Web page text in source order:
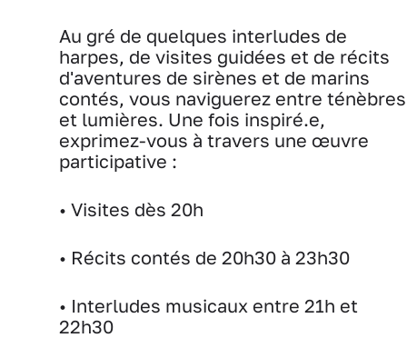
Au gré de quelques interludes de
harpes, de visites guidées et de récits
d'aventures de sirènes et de marins
contés, vous naviguerez entre ténèbres
et lumières. Une fois inspiré.e,
exprimez-vous à travers une œuvre
participative :
• Visites dès 20h
• Récits contés de 20h30 à 23h30
• Interludes musicaux entre 21h et
22h30